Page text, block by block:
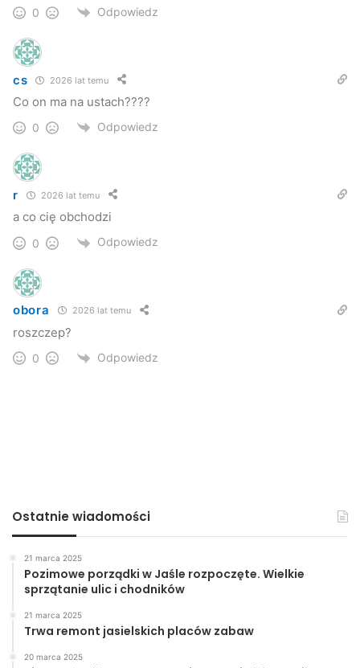
0 Odpowiedz
cs 2026 lat temu
Co on ma na ustach????
0 Odpowiedz
r 2026 lat temu
a co cię obchodzi
0 Odpowiedz
obora 2026 lat temu
roszczep?
0 Odpowiedz
Ostatnie wiadomości
21 marca 2025
Pozimowe porządki w Jaśle rozpoczęte. Wielkie
sprzątanie ulic i chodników
21 marca 2025
Trwa remont jasielskich placów zabaw
20 marca 2025